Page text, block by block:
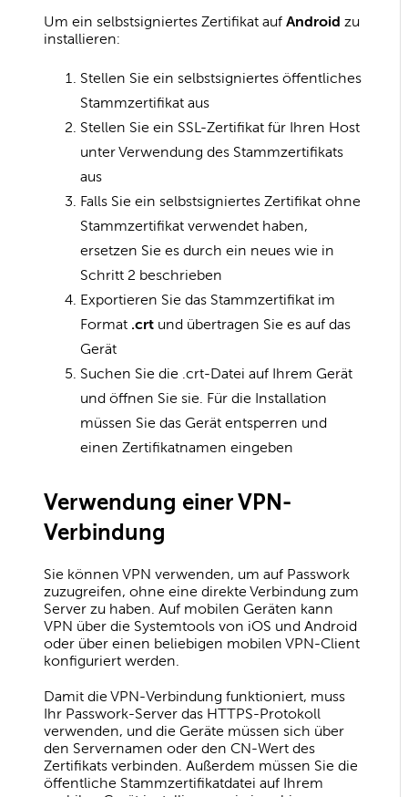
Um ein selbstsigniertes Zertifikat auf Android zu
installieren:
Stellen Sie ein selbstsigniertes öffentliches
Stammzertifikat aus
Stellen Sie ein SSL-Zertifikat für Ihren Host
unter Verwendung des Stammzertifikats
aus
Falls Sie ein selbstsigniertes Zertifikat ohne
Stammzertifikat verwendet haben,
ersetzen Sie es durch ein neues wie in
Schritt 2 beschrieben
Exportieren Sie das Stammzertifikat im
Format .crt und übertragen Sie es auf das
Gerät
Suchen Sie die .crt-Datei auf Ihrem Gerät
und öffnen Sie sie. Für die Installation
müssen Sie das Gerät entsperren und
einen Zertifikatnamen eingeben
Verwendung einer VPN-
Verbindung
Sie können VPN verwenden, um auf Passwork
zuzugreifen, ohne eine direkte Verbindung zum
Server zu haben. Auf mobilen Geräten kann
VPN über die Systemtools von iOS und Android
oder über einen beliebigen mobilen VPN-Client
konfiguriert werden.
Damit die VPN-Verbindung funktioniert, muss
Ihr Passwork-Server das HTTPS-Protokoll
verwenden, und die Geräte müssen sich über
den Servernamen oder den CN-Wert des
Zertifikats verbinden. Außerdem müssen Sie die
öffentliche Stammzertifikatdatei auf Ihrem